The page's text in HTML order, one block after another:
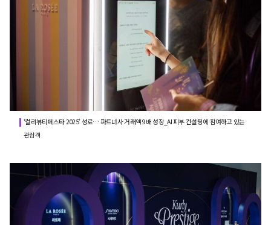
‘컬리뷰티페스타 2025’ 성료… 파트너사 거래액 9배 성장_AI 피부 컨설팅에 참여하고 있는
관람객